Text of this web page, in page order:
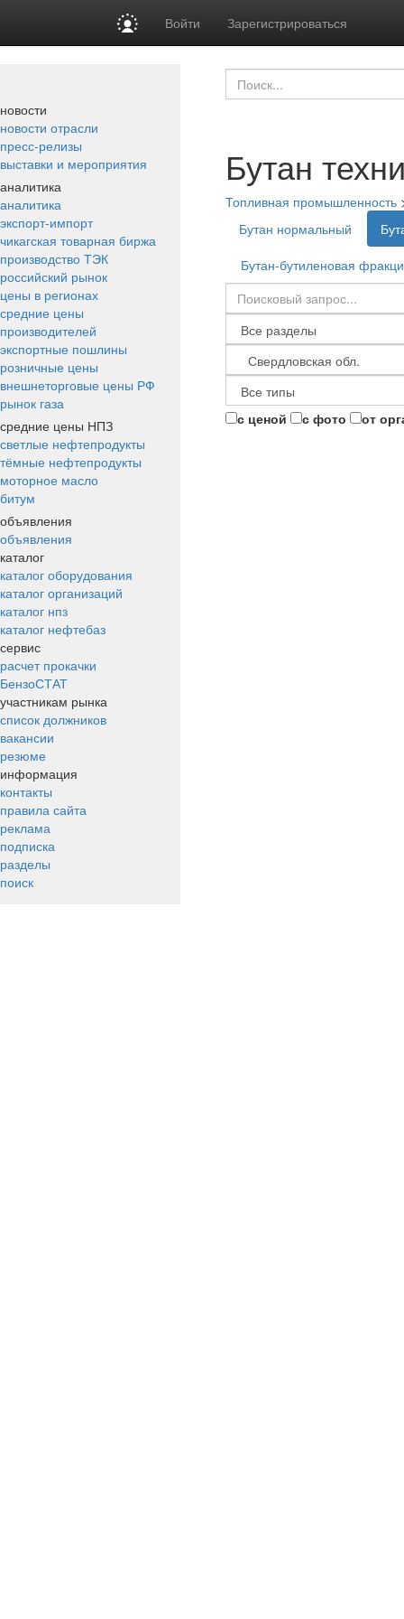
Войти Зарегистрироваться
новости
новости отрасли
пресс-релизы
выставки и мероприятия
аналитика
аналитика
экспорт-импорт
чикагская товарная биржа
производство ТЭК
российский рынок
цены в регионах
средние цены
производителей
экспортные пошлины
розничные цены
внешнеторговые цены РФ
рынок газа
средние цены НПЗ
светлые нефтепродукты
тёмные нефтепродукты
моторное масло
битум
объявления
объявления
каталог
каталог оборудования
каталог организаций
каталог нпз
каталог нефтебаз
сервис
расчет прокачки
БензоСТАТ
участникам рынка
список должников
вакансии
резюме
информация
контакты
правила сайта
реклама
подписка
разделы
поиск
Бутан
Топливная промышленность
Бутан нормальный
Бутан-бутиленовая
с ценой с фото от